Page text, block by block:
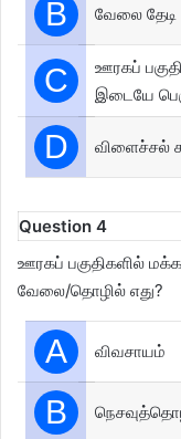
B வேலை தேடி
C
ஊரகப்
இடையே
D விளைச்சல்
Question 4
ஊரகப் பகுதிகளில்
வேலை/தொழில் எது?
A விவசாயம்
B